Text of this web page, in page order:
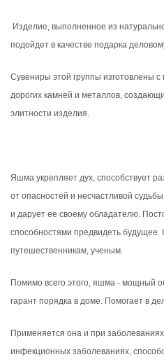
Изделие, выполненное из
подойдет в качестве подарка
Сувениры этой группы изготовлены
дорогих камней и металлов,
элитности изделия.
Яшма укрепляет дух, способствует
от опасностей и несчастливой
и дарует ее своему обладателю.
способностями предвидеть будущее.
путешественникам, ученым.
Помимо всего этого, яшма - мощный
гарант порядка в доме. Помогает в
Применяется она и при
инфекционных заболеваниях,